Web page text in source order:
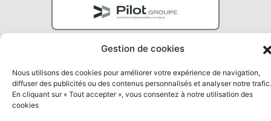
Gestion de cookies
Nous utilisons des cookies pour améliorer votre expérience de navigation,
diffuser des publicités ou des contenus personnalisés et analyser notre trafic.
En cliquant sur « Tout accepter », vous consentez à notre utilisation des
cookies
Partenaires Argent